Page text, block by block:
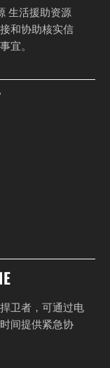
生活援助资源
和协助核实信
宜。
卫者，可通过电
间提供紧急协